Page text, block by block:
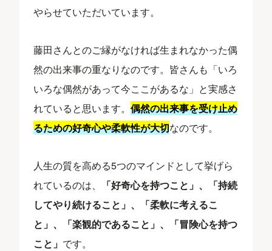
やらせていただいています。
藤田さんとのご縁がなければ生まれなかった偶
然の出来事の重なりなのです。皆さんも「いろ
いろな偶然があって今ここがあるな」と実感さ
れていると思います。偶然の出来事を受け止め
るための好奇心や柔軟性が大切なのです。
人生の質を高める5つのマインドとして挙げら
れているのは、
「好奇心を持つこと」、「持続
してやり続けること」、「柔軟に考えるこ
と」、「楽観的であること」、「冒険心を持つ
こと」 です。